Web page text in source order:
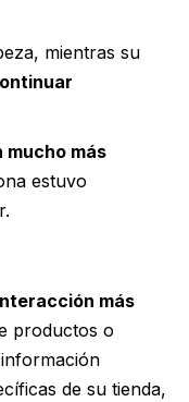
mientras su
mucho más
estuvo
más
productos o
de su tienda,